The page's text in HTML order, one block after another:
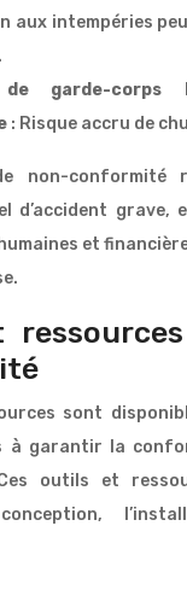
aux intempéries
de garde-
: Risque accru de
non-conformité
d’accident grave,
et
sont
à garantir la
outils et